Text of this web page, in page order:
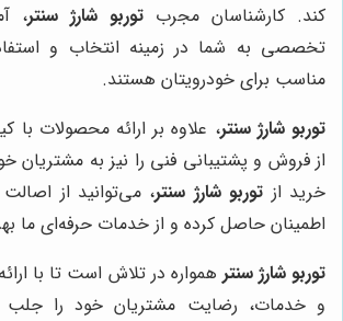
کند. کارشناسان مجرب توربو شارژ سنتر،
تخصصی به شما در زمینه انتخاب و
مناسب برای خودرویتان هستند.
توربو شارژ سنتر، علاوه بر ارائه محصولات
از فروش و پشتیبانی فنی را نیز به مشتریان
خرید از توربو شارژ سنتر، می‌توانید از
اطمینان حاصل کرده و از خدمات حرفه‌ای ما
توربو شارژ سنتر همواره در تلاش است تا با
و خدمات، رضایت مشتریان خود را جلب